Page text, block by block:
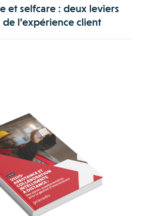
et selfcare : deux leviers
l’expérience client